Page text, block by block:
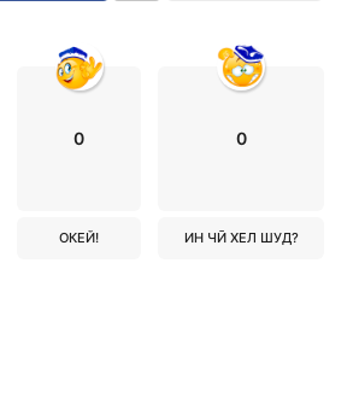
0
ОКЕЙ!
0
ИН ЧӢ ХЕЛ ШУД?